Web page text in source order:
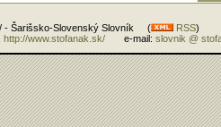
- Šarišsko-Slovenský Slovník ( RSS)
http://www.stofanak.sk/e-mail: slovnik @